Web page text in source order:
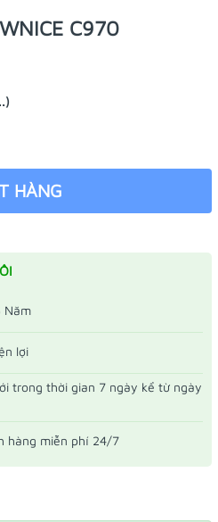
C970
HÀNG
Năm
lợi
trong thời gian 7 ngày kể từ ngày
hàng miễn phí 24/7